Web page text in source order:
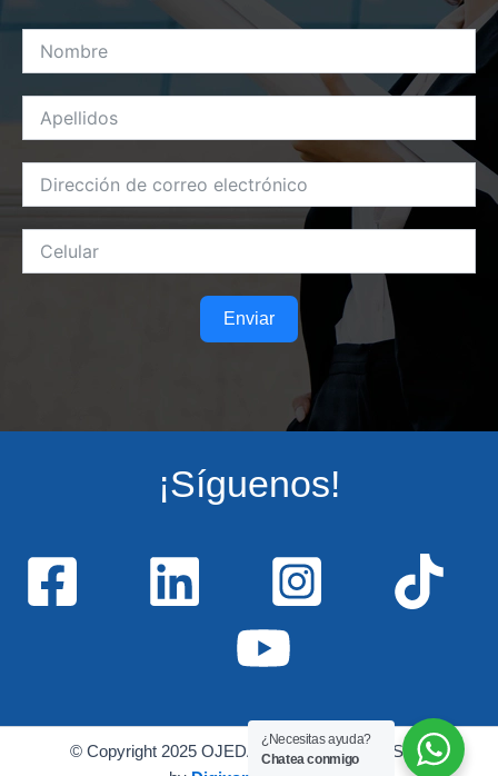
Enviar
¡Síguenos!
© Copyright 2025 OJEDA GROUP PERU – SEO
¿Necesitas ayuda?
Chatea conmigo